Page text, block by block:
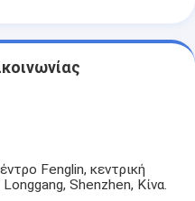
ανάγκης
Fenglin, κεντρική
Shenzhen, Κίνα.